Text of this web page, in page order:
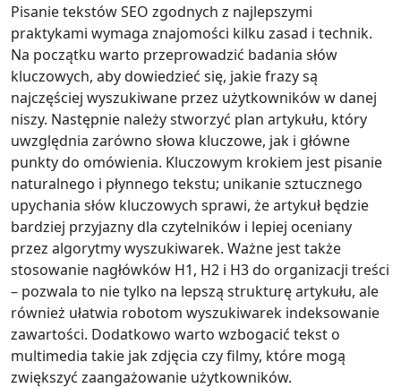
Pisanie tekstów SEO zgodnych z najlepszymi
praktykami wymaga znajomości kilku zasad i technik.
Na początku warto przeprowadzić badania słów
kluczowych, aby dowiedzieć się, jakie frazy są
najczęściej wyszukiwane przez użytkowników w danej
niszy. Następnie należy stworzyć plan artykułu, który
uwzględnia zarówno słowa kluczowe, jak i główne
punkty do omówienia. Kluczowym krokiem jest pisanie
naturalnego i płynnego tekstu; unikanie sztucznego
upychania słów kluczowych sprawi, że artykuł będzie
bardziej przyjazny dla czytelników i lepiej oceniany
przez algorytmy wyszukiwarek. Ważne jest także
stosowanie nagłówków H1, H2 i H3 do organizacji treści
– pozwala to nie tylko na lepszą strukturę artykułu, ale
również ułatwia robotom wyszukiwarek indeksowanie
zawartości. Dodatkowo warto wzbogacić tekst o
multimedia takie jak zdjęcia czy filmy, które mogą
zwiększyć zaangażowanie użytkowników.